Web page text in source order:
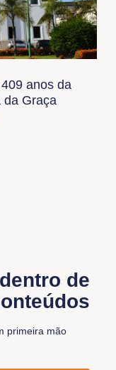
anos da
da Graça
de
primeira mão